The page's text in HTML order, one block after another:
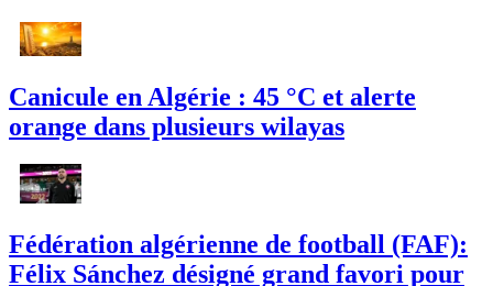
Canicule en Algérie : 45 °C et alerte
orange dans plusieurs wilayas
Fédération algérienne de football (FAF):
Félix Sánchez désigné grand favori pour